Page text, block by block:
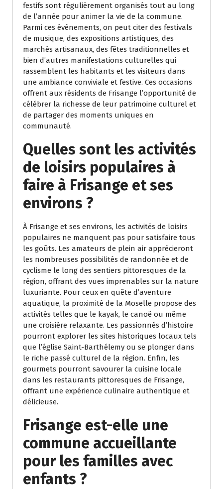
festifs sont régulièrement organisés tout au long
de l’année pour animer la vie de la commune.
Parmi ces événements, on peut citer des festivals
de musique, des expositions artistiques, des
marchés artisanaux, des fêtes traditionnelles et
bien d’autres manifestations culturelles qui
rassemblent les habitants et les visiteurs dans
une ambiance conviviale et festive. Ces occasions
offrent aux résidents de Frisange l’opportunité de
célébrer la richesse de leur patrimoine culturel et
de partager des moments uniques en
communauté.
Quelles sont les activités
de loisirs populaires à
faire à Frisange et ses
environs ?
À Frisange et ses environs, les activités de loisirs
populaires ne manquent pas pour satisfaire tous
les goûts. Les amateurs de plein air apprécieront
les nombreuses possibilités de randonnée et de
cyclisme le long des sentiers pittoresques de la
région, offrant des vues imprenables sur la nature
luxuriante. Pour ceux en quête d’aventure
aquatique, la proximité de la Moselle propose des
activités telles que le kayak, le canoë ou même
une croisière relaxante. Les passionnés d’histoire
pourront explorer les sites historiques locaux tels
que l’église Saint-Barthélemy ou se plonger dans
le riche passé culturel de la région. Enfin, les
gourmets pourront savourer la cuisine locale
dans les restaurants pittoresques de Frisange,
offrant une expérience culinaire authentique et
délicieuse.
Frisange est-elle une
commune accueillante
pour les familles avec
enfants ?